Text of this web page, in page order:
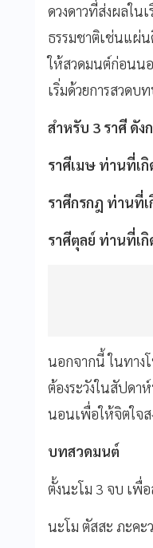
ดวงดาวที่ส่งผลใน
ธรรมชาติเช่นแผ่
ให้สวดมนต์ก่อนน
เริ่มด้วยการสวดบ
สำหรับ 3 ราศี ดัง
ราศีเมษ ท่านที่เ
ราศีกรกฎ ท่านที่
ราศีตุลย์ ท่านที่เ
นอกจากนี้ ในทาง
ต้องระวังในสัปด
นอนเพื่อให้จิตใจ
บทสวดมนต์
ตั้งนะโม 3 จบ เพื่
นะโม ตัสสะ ภะคะ